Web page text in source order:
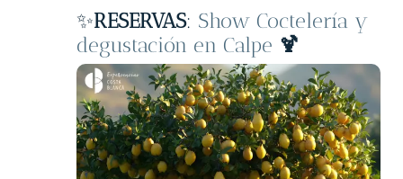
✨RESERVAS: Show Coctelería y
degustación en Calpe 🍹